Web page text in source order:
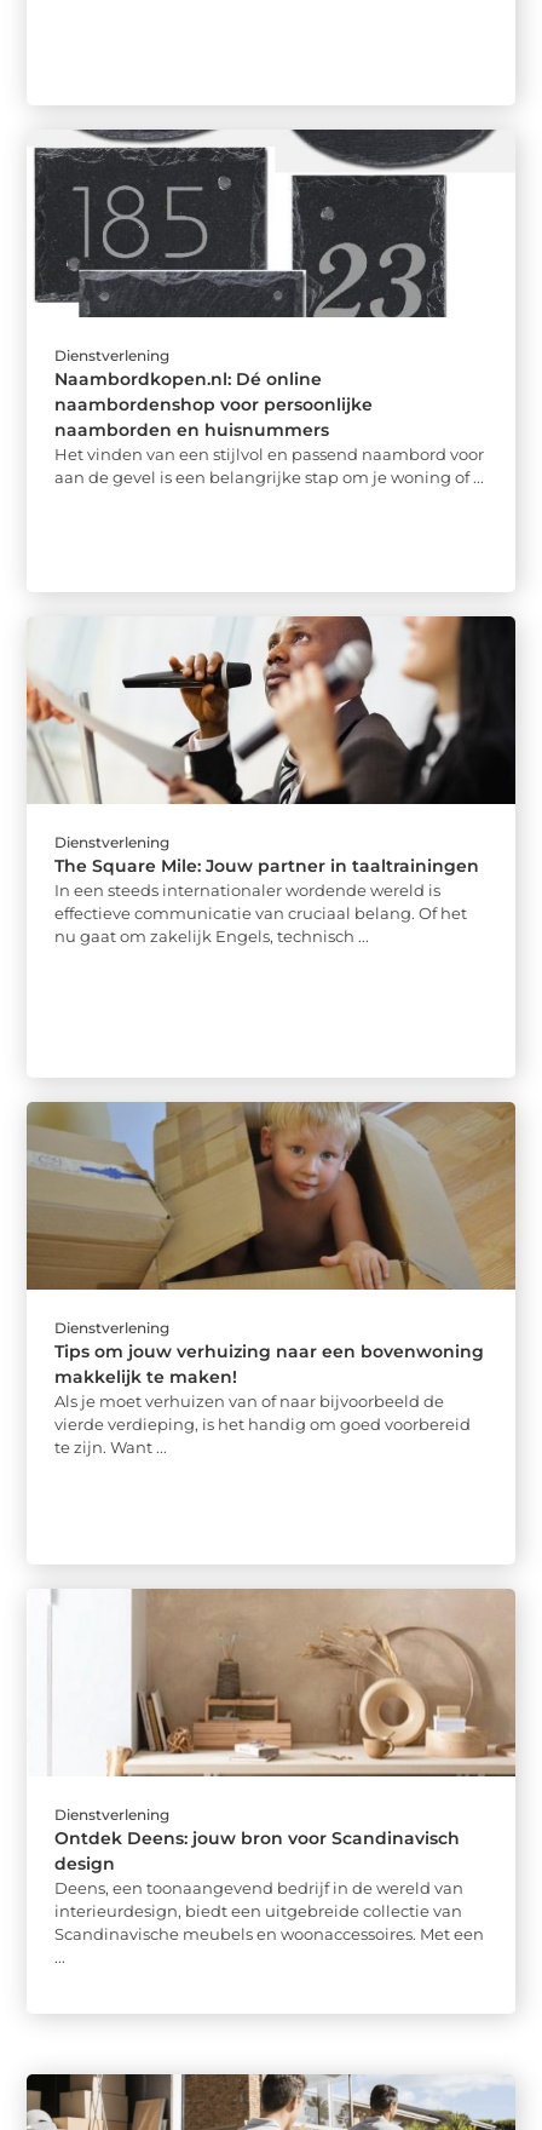
Dienstverlening
Naambordkopen.nl: Dé online
naambordenshop voor persoonlijke
naamborden en huisnummers
Het vinden van een stijlvol en passend naambord voor
aan de gevel is een belangrijke stap om je woning of ...
Dienstverlening
The Square Mile: Jouw partner in taaltrainingen
In een steeds internationaler wordende wereld is
effectieve communicatie van cruciaal belang. Of het
nu gaat om zakelijk Engels, technisch ...
Dienstverlening
Tips om jouw verhuizing naar een bovenwoning
makkelijk te maken!
Als je moet verhuizen van of naar bijvoorbeeld de
vierde verdieping, is het handig om goed voorbereid
te zijn. Want ...
Dienstverlening
Ontdek Deens: jouw bron voor Scandinavisch
design
Deens, een toonaangevend bedrijf in de wereld van
interieurdesign, biedt een uitgebreide collectie van
Scandinavische meubels en woonaccessoires. Met een
...